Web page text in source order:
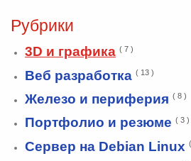
Рубрики
3D и графика ( 7 )
Веб разработка ( 13 )
Железо и периферия ( 8 )
Портфолио и резюме ( 3 )
Сервер на Debian Linux